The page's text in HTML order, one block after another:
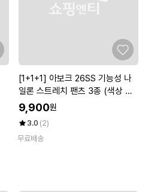
[1+1+1] 아보크 26SS 기능성 나
일론 스트레치 팬츠 3종 (색상 랜
덤배송, 남녀 선택)
9,900원
3.0 (2)
무료배송